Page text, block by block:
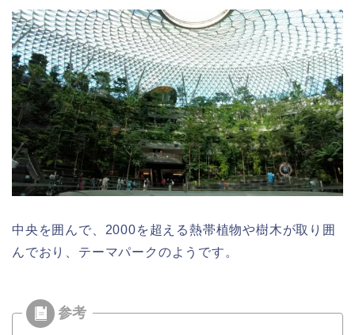
中央を囲んで、2000を超える熱帯植物や樹木が取り囲
んでおり、テーマパークのようです。